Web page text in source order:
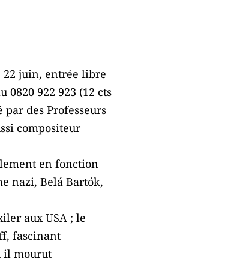
22 juin, entrée libre
922 923 (12 cts
des Professeurs
compositeur
en fonction
nazi, Belá Bartók,
aux USA ; le
fascinant
il mourut